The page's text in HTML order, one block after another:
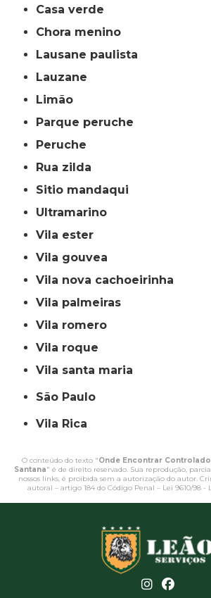
casa verde
chora menino
lausane paulista
lauzane
limão
parque peruche
peruche
rua zilda
sitio mandaqui
ultramarino
vila ester
vila gouvea
vila nova cachoeirinha
vila palmeiras
vila romero
vila roque
vila santa maria
São Paulo
Vila Rica
O conteúdo do texto "Onde Encontrar
Santana" é de direito reservado. Sua reprodução,
nossos links, é proibida sem a autorização do autor.
autoral – artigo 184 do Código Penal – Lei 9610/98 -